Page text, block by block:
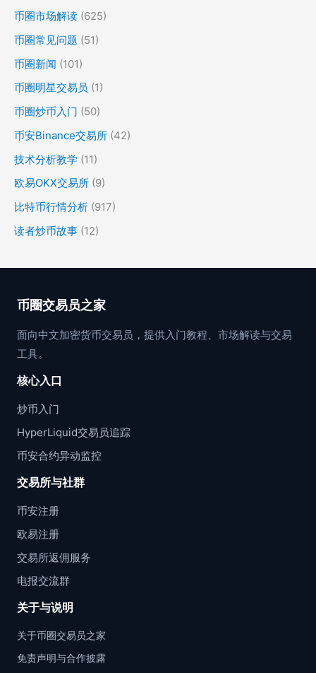
币圈市场解读 (625)
币圈常见问题 (51)
币圈新闻 (101)
币圈明星交易员 (1)
币圈炒币入门 (50)
币安Binance交易所 (42)
技术分析教学 (11)
欧易OKX交易所 (9)
比特币行情分析 (917)
读者炒币故事 (12)
币圈交易员之家
面向中文加密货币交易员，提供入门教程、市场解读与交易
工具。
核心入口
炒币入门
HyperLiquid交易员追踪
币安合约异动监控
交易所与社群
币安注册
欧易注册
交易所返佣服务
电报交流群
关于与说明
关于币圈交易员之家
免责声明与合作披露